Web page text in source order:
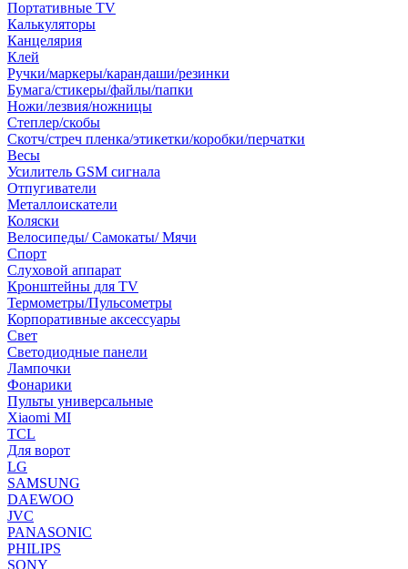
Портативные TV
Калькуляторы
Канцелярия
Клей
Ручки/маркеры/карандаши/резинки
Бумага/стикеры/файлы/папки
Ножи/лезвия/ножницы
Степлер/скобы
Скотч/стреч пленка/этикетки/коробки/перчатки
Весы
Усилитель GSM сигнала
Отпугиватели
Металлоискатели
Коляски
Велосипеды/ Самокаты/ Мячи
Спорт
Слуховой аппарат
Кронштейны для TV
Термометры/Пульсометры
Корпоративные аксессуары
Свет
Светодиодные панели
Лампочки
Фонарики
Пульты универсальные
Xiaomi MI
TCL
Для ворот
LG
SAMSUNG
DAEWOO
JVC
PANASONIC
PHILIPS
SONY